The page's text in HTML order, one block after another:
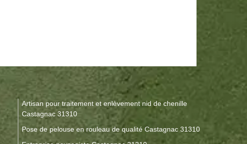
Artisan pour traitement et enlèvement nid de chenille
Castagnac 31310
Pose de pelouse en rouleau de qualité Castagnac 31310